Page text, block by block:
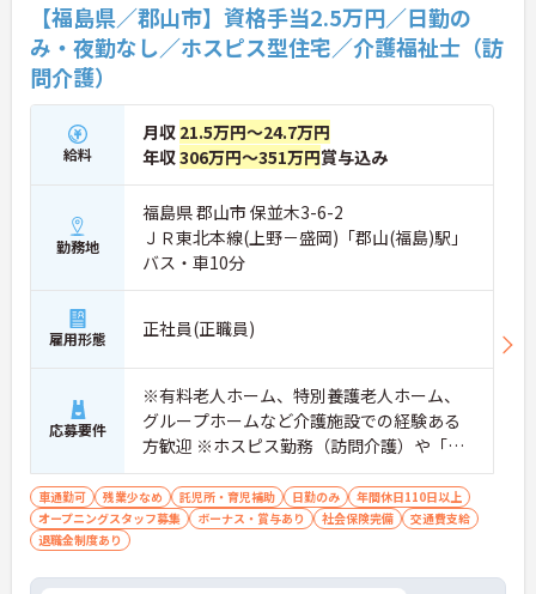
【柔軟で働きやすい環境】
・残業は全社平均残業月5時間程度とプライベート
の時間をしっかりと確保できます
・日勤帯のみや土日休み固定などご自身の希望に合
わせた働き方が相談できます
【安心の教育・連携体制】
・訪問介護が初めてでも先輩スタッフの丁寧な同行
・施設内に他スタッフがおり困った時にすぐ相談で
きる環境があります
・訪問診療医と24時間連携しておりチームで安心し
【福島県／郡山市】資格手当2.5万円／日勤の
み・夜勤なし／ホスピス型住宅／介護福祉士（訪
問介護）
給料
月収 21.5万円～24.7万円
年収306万円～351万円賞与込み
勤務地
福島県 郡山市 保並木3-6-2
ＪＲ東北本線(上野－盛岡)「郡山(福島)駅」
バス・車10分
雇用形態 正社員(正職員)
応募要件
※有料老人ホーム、特別養護老人ホーム、
グループホームなど介護施設での経験ある
方歓迎 ※ホスピス勤務（訪問介護）や「看
取り」が初めての方も可
車通勤可 残業少なめ 託児所・育児補助 日勤のみ
年間休日110日以上
オープニングスタッフ募集
ボーナス・賞与あり 社会保険完備
交通費支給
退職金制度あり